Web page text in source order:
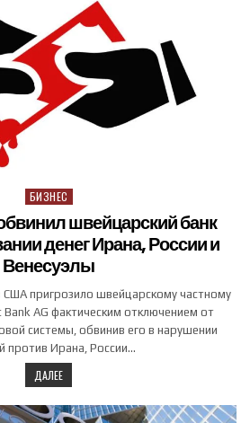
Posted in
БИЗНЕС
швейцарский банк
денег Ирана, России и
Венесуэлы
пригрозило швейцарскому частному
Bank AG фактическим отключением от
системы, обвинив его в нарушении
против Ирана, России…
ДАЛЕЕ